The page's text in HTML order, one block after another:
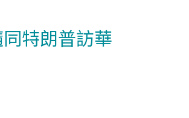
特朗普訪華